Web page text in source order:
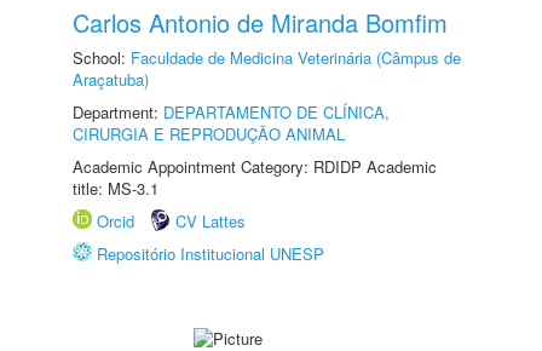
Carlos Antonio de Miranda Bomfim
School: Faculdade de Medicina Veterinária (Câmpus de
Araçatuba)
Department: DEPARTAMENTO DE CLÍNICA,
CIRURGIA E REPRODUÇÃO ANIMAL
Academic Appointment Category: RDIDP Academic
title: MS-3.1
Orcid
CV Lattes
Repositório Institucional UNESP